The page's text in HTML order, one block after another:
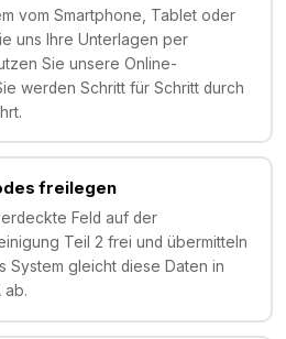
vom Smartphone, Tablet oder
uns Ihre Unterlagen per
Sie unsere Online-
werden Schritt für Schritt durch
freilegen
Feld auf der
Teil 2 frei und übermitteln
System gleicht diese Daten in
ab.